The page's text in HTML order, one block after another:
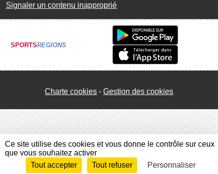
Signaler un contenu inapproprié
SPORTSREGIONS
Charte cookies Gestion des cookies
Envie de participer ? Connexion
Ce site utilise des cookies et vous donne le contrôle sur ceux
que vous souhaitez activer
Tout accepter
Tout refuser Personnaliser